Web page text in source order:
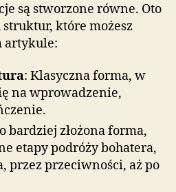
są stworzone równe. Oto
które możesz
artykule:
: Klasyczna forma, w
na wprowadzenie,
bardziej złożona forma,
etapy podróży bohatera,
przez przeciwności, aż po